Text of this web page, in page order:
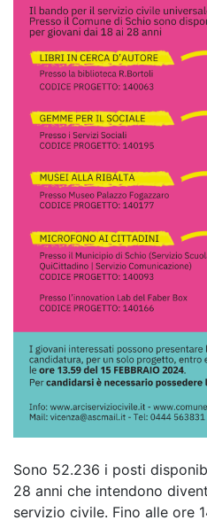
Sono 52.236 i posti
28 anni che intendono
servizio civile. Fino alle ore